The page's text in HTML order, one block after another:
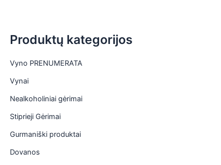
Produktų kategorijos
Vyno PRENUMERATA
Vynai
Nealkoholiniai gėrimai
Stiprieji Gėrimai
Gurmaniški produktai
Dovanos